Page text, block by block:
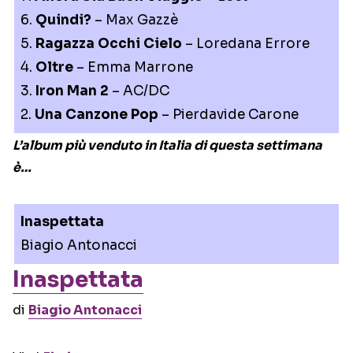
6. Quindi? – Max Gazzè
5. Ragazza Occhi Cielo – Loredana Errore
4. Oltre – Emma Marrone
3. Iron Man 2 – AC/DC
2. Una Canzone Pop – Pierdavide Carone
L’album più venduto in Italia di questa settimana
è…
Inaspettata
Biagio Antonacci
Inaspettata
di Biagio Antonacci